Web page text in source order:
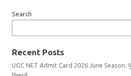
Search
Recent Posts
UGC NET Admit Card 2026 June Season: